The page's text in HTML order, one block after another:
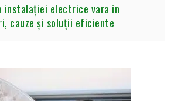
instalației electrice vara în
cauze și soluții eficiente